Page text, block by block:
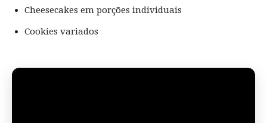
Cheesecakes em porções individuais
Cookies variados